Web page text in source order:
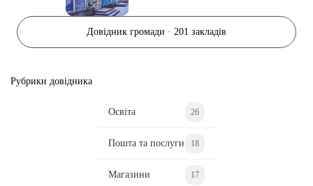
Довідник громади · 201 закладів
Рубрики довідника
Освіта 26
Пошта та послуги 18
Магазини 17